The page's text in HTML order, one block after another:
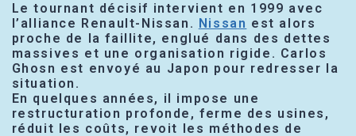
Le tournant décisif intervient en 1999 avec
l’alliance Renault-Nissan. Nissan est alors
proche de la faillite, englué dans des dettes
massives et une organisation rigide. Carlos
Ghosn est envoyé au Japon pour redresser la
situation.
En quelques années, il impose une
restructuration profonde, ferme des usines,
réduit les coûts, revoit les méthodes de